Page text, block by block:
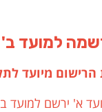
קיץ 2026 - ההרשמה תסתיים
הרישום מיועד
א' ירשם למועד